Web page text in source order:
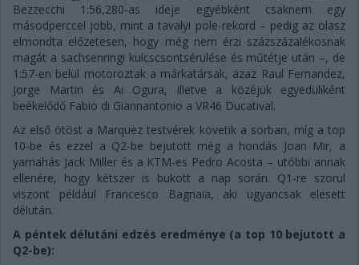
Bezzecchi 1:56,280-as ideje egyébként csaknem egy
másodperccel jobb, mint a tavalyi pole-rekord – pedig az olasz
elmondta előzetesen, hogy még nem érzi százszázalékosnak
magát a sachsenringi kulcscsontsérülése és műtétje után –, de
1:57-en belül motoroztak a márkatársak, azaz Raul Fernandez,
Jorge Martin és Ai Ogura, illetve a közéjük egyedüliként
beékelődő Fabio di Giannantonio a VR46 Ducatival.
Az első ötöst a Marquez testvérek követik a sorban, míg a top
10-be és ezzel a Q2-be bejutott még a hondás Joan Mir, a
yamahás Jack Miller és a KTM-es Pedro Acosta – utóbbi annak
ellenére, hogy kétszer is bukott a nap során. Q1-re szorul
viszont például Francesco Bagnaia, aki ugyancsak elesett
délután.
A péntek délutáni edzés eredménye (a top 10 bejutott a
Q2-be):